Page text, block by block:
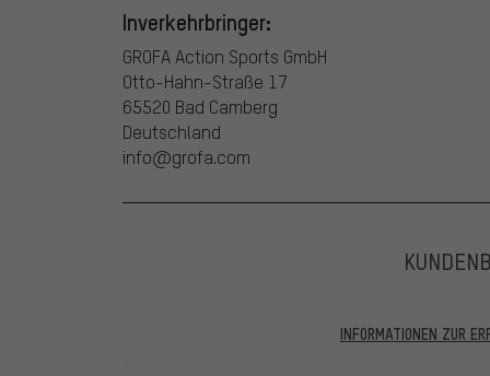
Inverkehrbringer:
GROFA Action Sports GmbH
Otto-Hahn-Straße 17
65520 Bad Camberg
Deutschland
info@grofa.com
INFORMATIONEN ZUR